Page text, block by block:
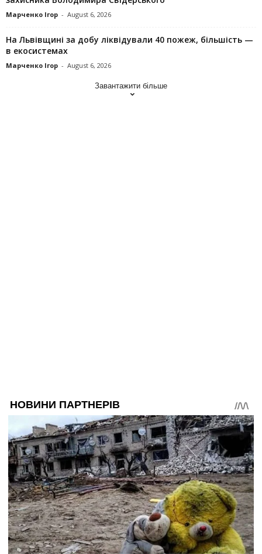
Марченко Ігор - August 6, 2026
На Львівщині за добу ліквідували 40 пожеж, більшість —
в екосистемах
Марченко Ігор - August 6, 2026
Завантажити більше